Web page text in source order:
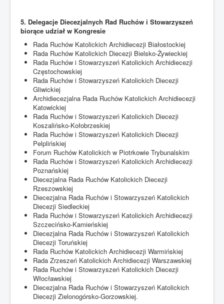
5. Delegacje Diecezjalnych Rad Ruchów i Stowarzyszeń
biorące udział w Kongresie
Rada Ruchów Katolickich Archidiecezji Białostockiej
Rada Ruchów Katolickich Diecezji Bielsko-Żywieckiej
Rada Ruchów i Stowarzyszeń Katolickich Archidiecezji
Częstochowskiej
Rada Ruchów i Stowarzyszeń Katolickich Diecezji
Gliwickiej
Archidiecezjalna Rada Ruchów Katolickich Archidiecezji
Katowickiej
Rada Ruchów i Stowarzyszeń Katolickich Diecezji
Koszalińsko-Kołobrzeskiej
Rada Ruchów i Stowarzyszeń Katolickich Diecezji
Pelplińskiej
Forum Ruchów Katolickich w Piotrkowie Trybunalskim
Rada Ruchów i Stowarzyszeń Katolickich Archidiecezji
Poznańskiej
Diecezjalna Rada Ruchów Katolickich Diecezji
Rzeszowskiej
Diecezjalna Rada Ruchów i Stowarzyszeń Katolickich
Diecezji Siedleckiej
Rada Ruchów i Stowarzyszeń Katolickich Archidiecezji
Szczecińsko-Kamieńskiej
Diecezjalna Rada Ruchów i Stowarzyszeń Katolickich
Diecezji Toruńskiej
Rada Ruchów Katolickich Archidiecezji Warmińskiej
Rada Zrzeszeń Katolickich Archidiecezji Warszawskiej
Rada Ruchów i Stowarzyszeń Katolickich Diecezji
Włocławskiej
Diecezjalna Rada Ruchów i Stowarzyszeń Katolickich
Diecezji Zielonogórsko-Gorzowskiej.